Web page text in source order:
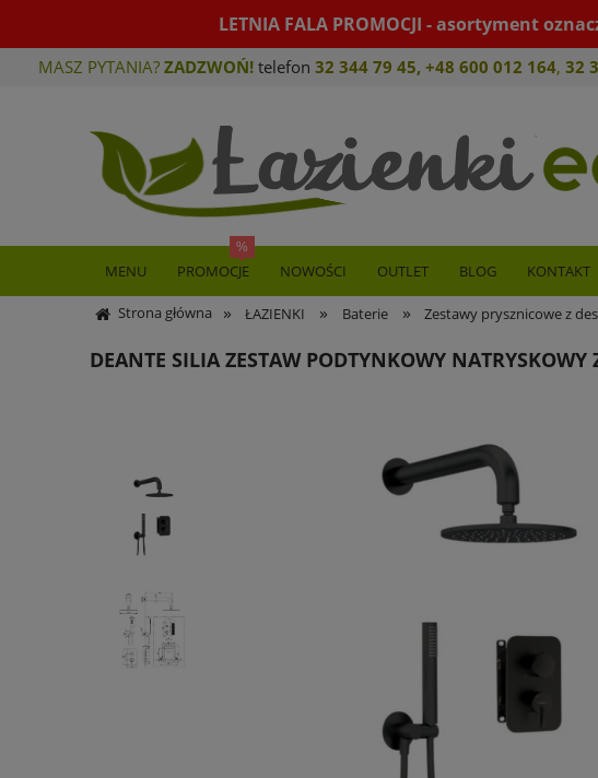
LETNIA FALA PROMOCJI - asortyment
MASZ PYTANIA? ZADZWOŃ! telefon 32 344 79 45, +48 600 012 164, 32
MENU PROMOCJE NOWOŚCI OUTLET BLOG KONTAKT
Strona główna » ŁAZIENKI » Baterie » Zestawy prysznicowe z
DEANTE SILIA ZESTAW PODTYNKOWY